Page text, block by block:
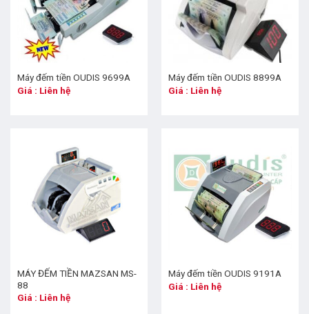
Máy đếm tiền OUDIS 9699A
Giá : Liên hệ
Máy đếm tiền OUDIS 8899A
Giá : Liên hệ
MÁY ĐẾM TIỀN MAZSAN MS-
88
Giá : Liên hệ
Máy đếm tiền OUDIS 9191A
Giá : Liên hệ